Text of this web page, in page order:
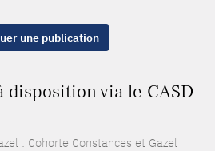
une publication
disposition via le CASD
: Cohorte Constances et Gazel